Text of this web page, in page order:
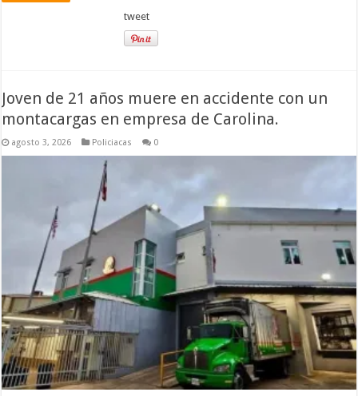
tweet
Joven de 21 años muere en accidente con un
montacargas en empresa de Carolina.
agosto 3, 2026 Policiacas 0